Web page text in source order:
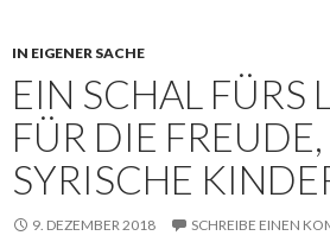
IN EIGENER SACHE
EIN SCHAL FÜRS
FÜR DIE
SYRISCHE
9. DEZEMBER 2018 SCHREIBE EINEN